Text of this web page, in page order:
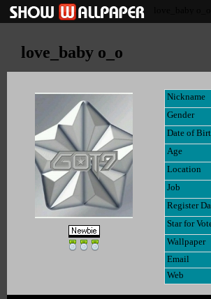
love_baby o_o
Nickname
Gender
Date of
Age
Location
Job
Register
Star for
Wallpaper
Email
Web